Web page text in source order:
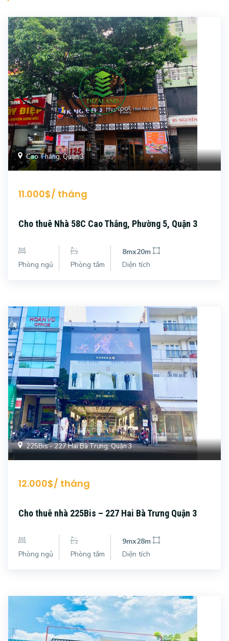
Cao Thắng, Quận 3
11.000$/ tháng
Cho thuê Nhà 58C Cao Thắng, Phường 5, Quận 3
Phòng ngủ Phòng tắm
8mx20m
Diện tích
225Bis - 227 Hai Bà Trưng, Quận 3
12.000$/ tháng
Cho thuê nhà 225Bis – 227 Hai Bà Trưng Quận 3
Phòng ngủ Phòng tắm
9mx28m
Diện tích